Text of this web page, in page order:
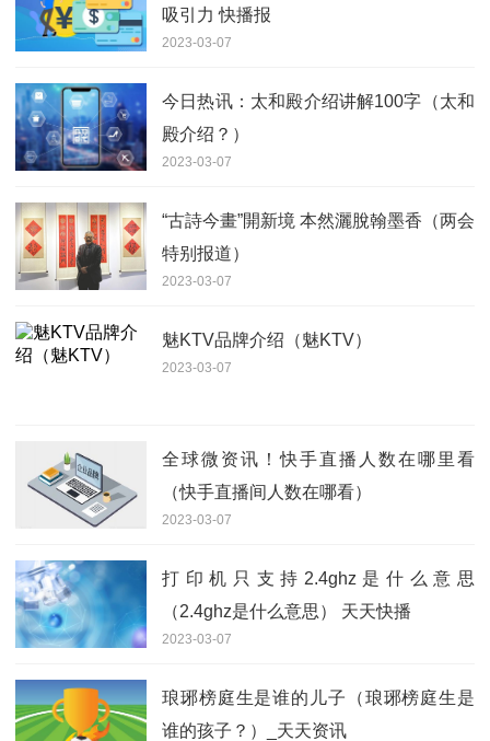
吸引力 快播报
2023-03-07
今日热讯：太和殿介绍讲解100字（太和
殿介绍？）
2023-03-07
“古詩今畫”開新境 本然灑脫翰墨香（两会
特别报道）
2023-03-07
魅KTV品牌介绍（魅KTV）
2023-03-07
全球微资讯！快手直播人数在哪里看
（快手直播间人数在哪看）
2023-03-07
打印机只支持2.4ghz是什么意思
（2.4ghz是什么意思） 天天快播
2023-03-07
琅琊榜庭生是谁的儿子（琅琊榜庭生是
谁的孩子？）_天天资讯